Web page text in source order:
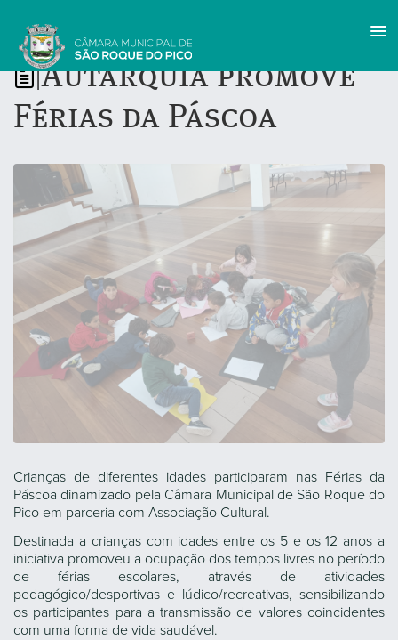
Autarquia promove
Férias da Páscoa
Crianças de diferentes idades participaram nas Férias da
Páscoa dinamizado pela Câmara Municipal de São Roque do
Pico em parceria com Associação Cultural.
Destinada a crianças com idades entre os 5 e os 12 anos a
iniciativa promoveu a ocupação dos tempos livres no período
de férias escolares, através de atividades
pedagógico/desportivas e lúdico/recreativas, sensibilizando
os participantes para a transmissão de valores coincidentes
com uma forma de vida saudável.